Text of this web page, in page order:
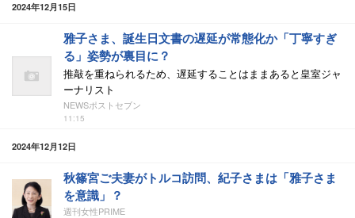
2024年12月15日
雅子さま、誕生日文書の遅延が常態化か「丁寧すぎ
る」姿勢が裏目に？
推敲を重ねられるため、遅延することはままあると皇室ジャ
ーナリスト
NEWSポストセブン
11:15
2024年12月12日
秋篠宮ご夫妻がトルコ訪問、紀子さまは「雅子さま
を意識」？
週刊女性PRIME